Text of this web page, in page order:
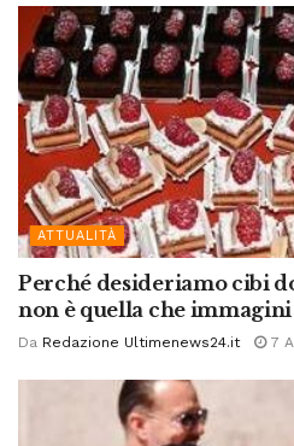
ATTUALITÀ
Perché desideriamo cibi
non è quella che immagini
Da Redazione Ultimenews24.it 7